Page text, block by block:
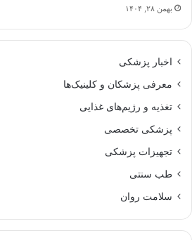
بهمن ۲۸, ۱۴۰۴
اخبار پزشکی
معرفی پزشکان و کلینیک‌ها
تغذیه و رژیم‌های غذایی
پزشکی تخصصی
تجهیزات پزشکی
طب سنتی
سلامت روان